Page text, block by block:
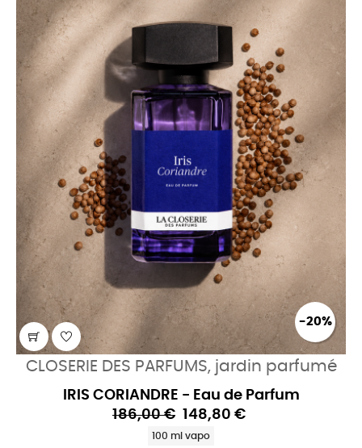
-20%
CLOSERIE DES PARFUMS, jardin parfumé
IRIS CORIANDRE - Eau de Parfum
186,00 € 148,80 €
100 ml vapo